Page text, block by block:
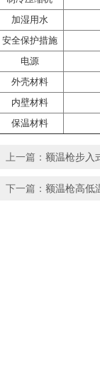
加湿用水
安全保护措施
电源
外壳材料
内壁材料
保温材料
上一篇： 额温枪步入
下一篇： 额温枪高低